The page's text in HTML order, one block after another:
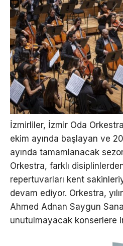
İzmirliler, İzmir Oda
ekim ayında başlayan ve
ayında tamamlanacak
Orkestra, farklı
repertuvarları kent
devam ediyor. Orkestra,
Ahmed Adnan Saygun
unutulmayacak konserlere